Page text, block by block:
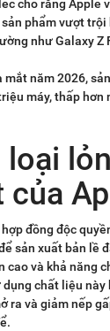
cho rằng Apple
phẩm vượt
như Galaxy Z
mắt năm 2026,
máy, thấp hơn
của
đồng độc
sản xuất bản lề
cao và khả năng
chất liệu này
ra và giảm nếp